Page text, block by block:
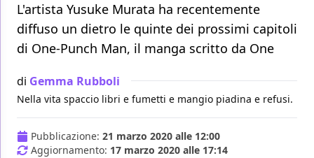
L'artista Yusuke Murata ha recentemente
diffuso un dietro le quinte dei prossimi capitoli
di One-Punch Man, il manga scritto da One
di Gemma Rubboli
Nella vita spaccio libri e fumetti e mangio piadina e refusi.
Pubblicazione: 21 marzo 2020 alle 12:00
Aggiornamento: 17 marzo 2020 alle 17:14